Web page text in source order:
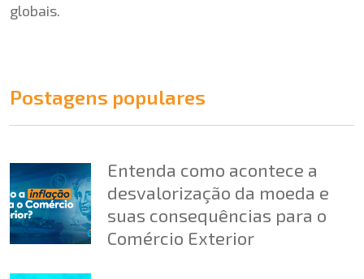
globais.
Postagens populares
Entenda como acontece a
desvalorização da moeda e
suas consequências para o
Comércio Exterior